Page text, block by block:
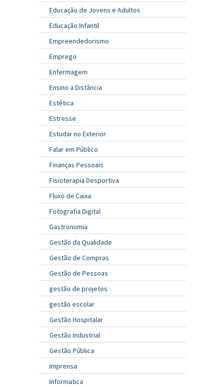
Educação de Jovens e Adultos
Educação Infantil
Empreendedorismo
Emprego
Enfermagem
Ensino a Distância
Estética
Estresse
Estudar no Exterior
Falar em Público
Finanças Pessoais
Fisioterapia Desportiva
Fluxo de Caixa
Fotografia Digital
Gastronomia
Gestão da Qualidade
Gestão de Compras
Gestão de Pessoas
gestão de projetos
gestão escolar
Gestão Hospitalar
Gestão Industrial
Gestão Pública
Imprensa
Informatica